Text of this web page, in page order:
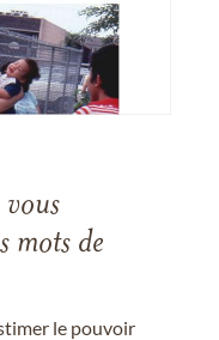
vous
mots de
le pouvoir